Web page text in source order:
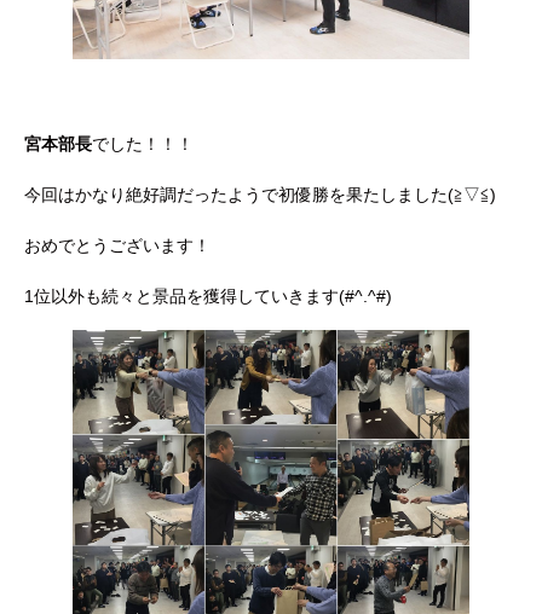
宮本部長でした！！！
今回はかなり絶好調だったようで初優勝を果たしました(≧▽≦)
おめでとうございます！
1位以外も続々と景品を獲得していきます(#^.^#)